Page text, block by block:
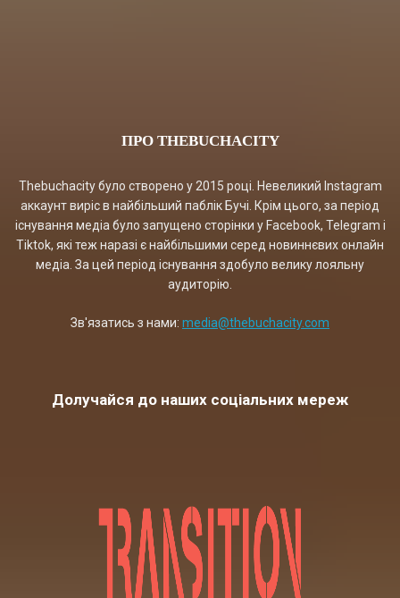
ПРО THEBUCHACITY
Thebuchacity було створено у 2015 році. Невеликий Instagram
аккаунт виріс в найбільший паблік Бучі. Крім цього, за період
існування медіа було запущено сторінки у Facebook, Telegram і
Tiktok, які теж наразі є найбільшими серед новиннєвих онлайн
медіа. За цей період існування здобуло велику лояльну
аудиторію.
Зв'язатись з нами: media@thebuchacity.com
Долучайся до наших соціальних мереж